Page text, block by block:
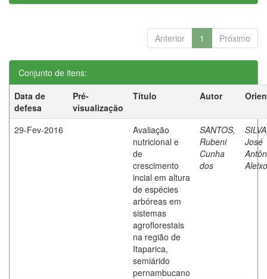
Anterior 1 Próximo
Conjunto de itens:
Data de
defesa
Pré-
visualização
Título Autor
29-Fev-2016
Avaliação
nutricional e
de
crescimento
incial em altura
de espécies
arbóreas em
sistemas
agroflorestais
na região de
Itaparica,
semiárido
pernambucano
SANTOS,
Rubeni
Cunha
dos
José